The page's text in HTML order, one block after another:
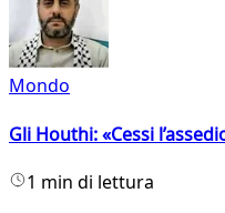
Mondo
Gli Houthi: «Cessi
1 min di lettura